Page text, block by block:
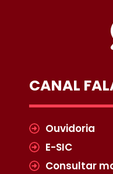
CANAL
Ouvidoria
E-SIC
Consultar